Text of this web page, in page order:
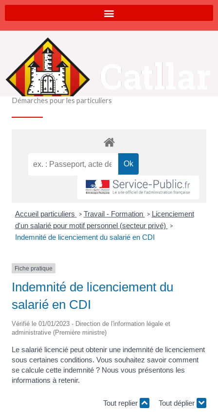
Aller
au
contenu
Démarches pour les particuliers
Accueil particuliers > Travail - Formation > Licenciement
d'un salarié pour motif personnel (secteur privé)
>
Indemnité de licenciement du salarié en CDI
Fiche pratique
Indemnité de licenciement du
salarié en CDI
Vérifié le 01/01/2023 - Direction de l'information légale et
administrative (Première ministre)
Le salarié licencié peut obtenir une indemnité de licenciement
sous certaines conditions. Vous souhaitez savoir comment
se calcule cette indemnité ? Nous vous présentons les
informations à retenir.
Tout replier Tout déplier